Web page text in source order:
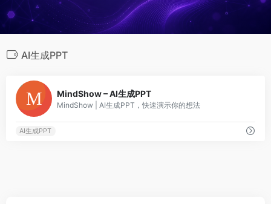
AI生成PPT
MindShow – AI生成PPT
MindShow | AI生成PPT，快速演示你的想法
AI生成PPT